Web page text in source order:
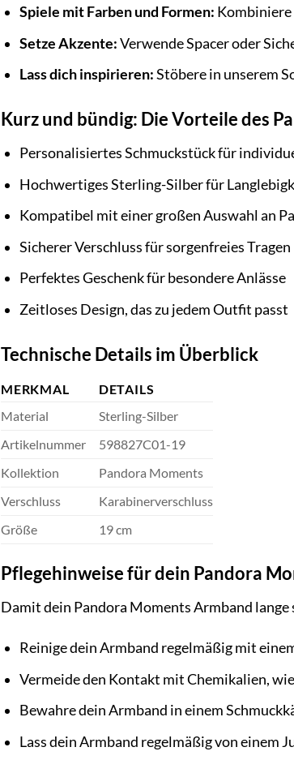
Spiele mit Farben und Formen: Kombiniere
Setze Akzente:Verwende Spacer oder
Lass dich inspirieren:Stöbere in unserem
Kurz und bündig: Die Vorteile des
Personalisiertes Schmuckstück für
Hochwertiges Sterling-Silber für
Kompatibel mit einer großen Auswahl an
Sicherer Verschluss für sorgenfreies Tragen
Perfektes Geschenk für besondere Anlässe
Zeitloses Design, das zu jedem Outfit passt
Technische Details im Überblick
MERKMAL
DETAILS
Material
Sterling-Silber
Artikelnummer
598827C01-19
Kollektion
Pandora Moments
Verschluss
Karabinerverschluss
Größe
19 cm
Pflegehinweise für dein Pandora
Damit dein Pandora Moments Armband
Reinige dein Armband regelmäßig mit
Vermeide den Kontakt mit Chemikalien,
Bewahre dein Armband in einem
Lass dein Armband regelmäßig von einem